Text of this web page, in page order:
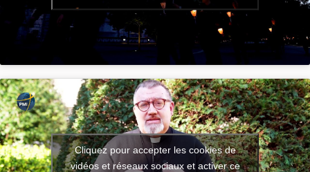
Cliquez pour accepter les cookies de
vidéos et réseaux sociaux et activer ce